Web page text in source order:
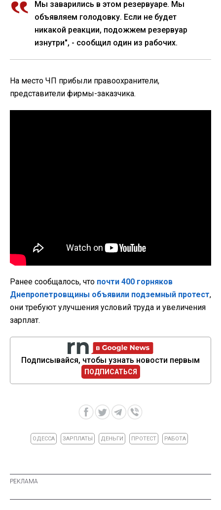
Мы заварились в этом резервуаре. Мы
объявляем голодовку. Если не будет
никакой реакции, подожжем резервуар
изнутри", - сообщил один из рабочих.
На место ЧП прибыли правоохранители,
представители фирмы-заказчика.
Ранее сообщалось, что почти 400 горняков
Днепропетровщины объявили подземный протест,
они требуют улучшения условий труда и увеличения
зарплат.
Подписывайся, чтобы узнать новости первым
ПОДПИСАТЬСЯ
ОДЕССА ЗАРПЛАТЫ ДЕНЬГИ ПРОТЕСТ РАБОТА